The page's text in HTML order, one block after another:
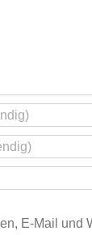
E-Mail und